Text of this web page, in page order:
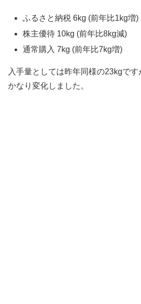
ふるさと納税 6kg (前年比1kg増)
株主優待 10kg (前年比8kg減)
通常購入 7kg (前年比7kg増)
入手量としては昨年同様の23kgで
かなり変化しました。